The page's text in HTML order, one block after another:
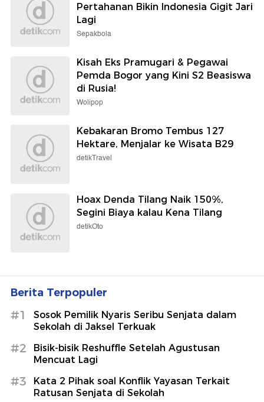
Pertahanan Bikin Indonesia Gigit Jari
Lagi
Sepakbola
Kisah Eks Pramugari & Pegawai
Pemda Bogor yang Kini S2 Beasiswa
di Rusia!
Wolipop
Kebakaran Bromo Tembus 127
Hektare, Menjalar ke Wisata B29
detikTravel
Hoax Denda Tilang Naik 150%,
Segini Biaya kalau Kena Tilang
detikOto
Berita Terpopuler
#1
Sosok Pemilik Nyaris Seribu Senjata dalam
Sekolah di Jaksel Terkuak
#2
Bisik-bisik Reshuffle Setelah Agustusan
Mencuat Lagi
#3
Kata 2 Pihak soal Konflik Yayasan Terkait
Ratusan Senjata di Sekolah